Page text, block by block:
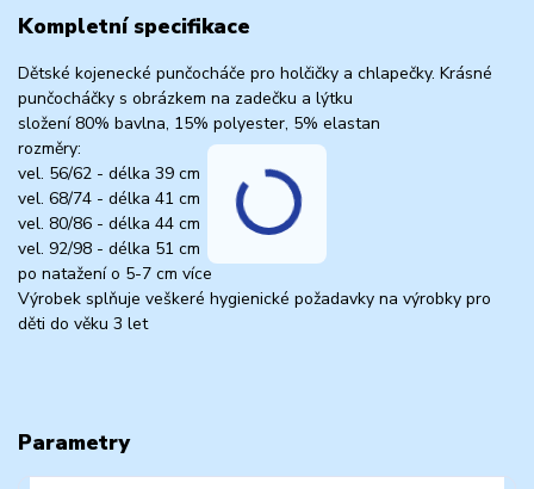
Kompletní specifikace
Dětské kojenecké punčocháče pro holčičky a chlapečky. Krásné
punčocháčky s obrázkem na zadečku a lýtku
složení 80% bavlna, 15% polyester, 5% elastan
rozměry:
vel. 56/62 - délka 39 cm
vel. 68/74 - délka 41 cm
vel. 80/86 - délka 44 cm
vel. 92/98 - délka 51 cm
po natažení o 5-7 cm více
Výrobek splňuje veškeré hygienické požadavky na výrobky pro
děti do věku 3 let
Parametry